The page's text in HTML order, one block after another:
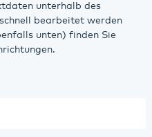
unterhalb des
bearbeitet werden
unten) finden Sie